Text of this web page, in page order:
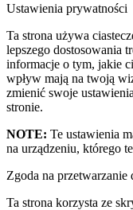
Ustawienia prywatności
Ta strona używa
lepszego dostosowania
informacje o tym, jakie
wpływ mają na twoją
zmienić swoje
stronie.
NOTE: Te ustawienia
na urządzeniu, którego
Zgoda na przetwarzanie
Ta strona korzysta ze